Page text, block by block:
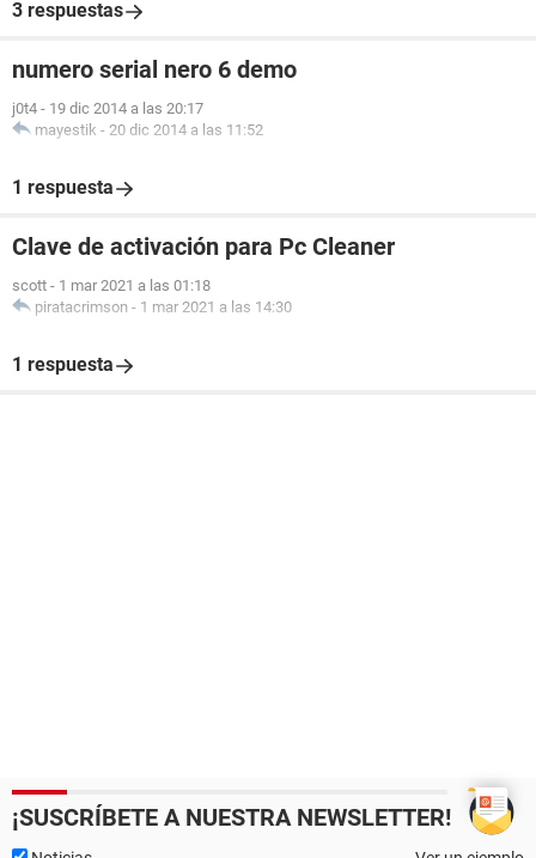
3 respuestas
numero serial nero 6 demo
j0t4 - 19 dic 2014 a las 20:17
mayestik - 20 dic 2014 a las 11:52
1 respuesta
Clave de activación para Pc Cleaner
scott - 1 mar 2021 a las 01:18
piratacrimson - 1 mar 2021 a las 14:30
1 respuesta
¡SUSCRÍBETE A NUESTRA NEWSLETTER!